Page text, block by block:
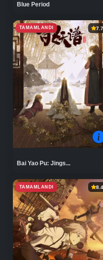
Blue Period
TAMAMLANDI 7.7
Bai Yao Pu: Jings...
TAMAMLANDI 8.4